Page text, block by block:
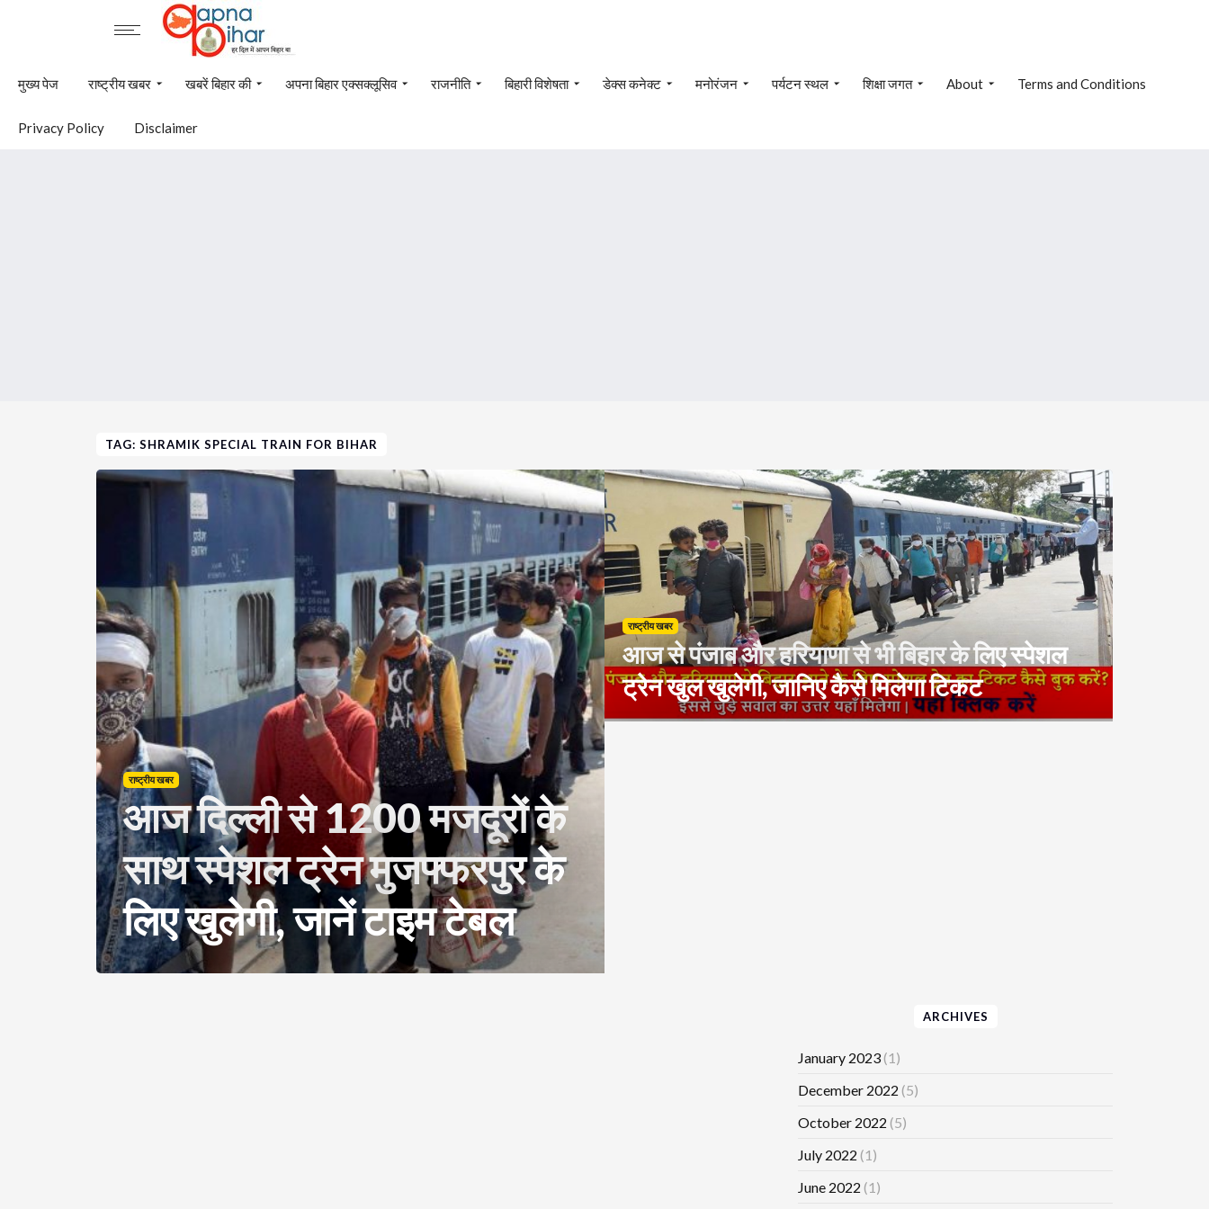
मुख्य पेज राष्ट्रीय खबर खबरें बिहार की अपना बिहार एक्सक्लूसिव राजनीति बिहारी विशेषता डेक्स कनेक्ट मनोरंजन पर्यटन स्थल शिक्षा जगत About Terms and Conditions
Privacy Policy Disclaimer
TAG: SHRAMIK SPECIAL TRAIN FOR BIHAR
राष्ट्रीय खबर
आज दिल्ली से 1200 मजदूरों के
साथ स्पेशल ट्रेन मुजफ्फरपुर के
लिए खुलेगी, जानें टाइम टेबल
राष्ट्रीय खबर
आज से पंजाब और हरियाणा से भी बिहार के लिए स्पेशल
ट्रेन खुल खुलेगी, जानिए कैसे मिलेगा टिकट
ARCHIVES
January 2023(1)
December 2022 (5)
October 2022 (5)
July 2022 (1)
June 2022 (1)